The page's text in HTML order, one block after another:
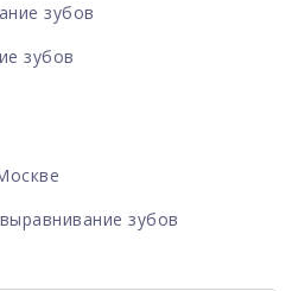
зубов
зубов
зубов